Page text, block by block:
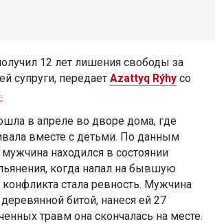
12 лет лишения свободы за
супруги, передает Azattyq Rýhy со
в апреле во дворе дома, где
вместе с детьми. По данным
находился в состоянии
когда напал на бывшую
стала ревность. Мужчина
битой, нанеся ей 27
травм она скончалась на месте.